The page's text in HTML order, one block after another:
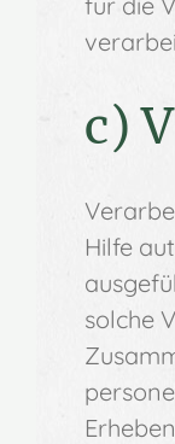
c)
Hilfe
solche